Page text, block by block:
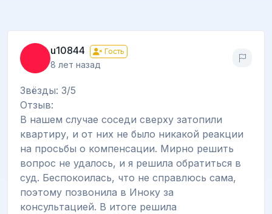
u10844 Гость
8 лет назад
Звёзды: 3/5
Отзыв:
В нашем случае соседи сверху затопили
квартиру, и от них не было никакой реакции
на просьбы о компенсации. Мирно решить
вопрос не удалось, и я решила обратиться в
суд. Беспокоилась, что не справлюсь сама,
поэтому позвонила в Иноку за
консультацией. В итоге решила